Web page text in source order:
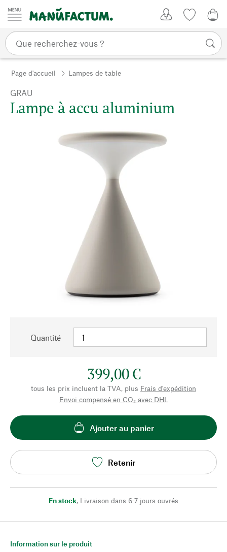
Passer au contenu
Page d'accueil Lampes de table
GRAU
Lampe à accu aluminium
Quantité
399,00 €
tous les prix incluent la TVA, plus Frais d'expédition
Envoi compensé en CO₂ avec DHL
Ajouter au panier
Retenir
En stock, Livraison dans 6-7 jours ouvrés
Information sur le produit